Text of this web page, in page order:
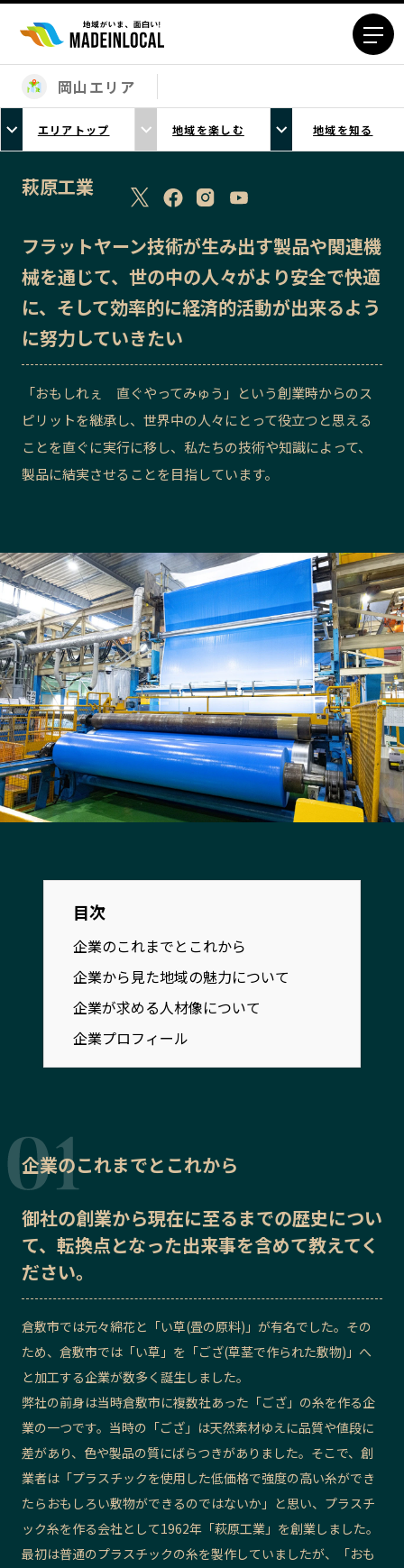
エリアから探す
北海道エリア
青森エリア
岩手エリア
山形エリア
栃木エリア
群馬エリア
埼玉エリア
千葉エリア
東京23区エリア
多摩エリア
神奈川エリア
富山エリア
石川エリア
福井エリア
山梨エリア
長野エリア
岐阜エリア
静岡エリア
愛知エリア
三重エリア
滋賀エリア
河内エリア
兵庫エリア
奈良エリア
和歌山エリア
鳥取エリア
島根エリア
岡山エリア
広島エリア
山口エリア
徳島エリア
香川エリア
愛媛エリア
高知エリア
福岡エリア
佐賀エリア
長崎エリア
熊本エリア
大分エリア
宮崎エリア
鹿児島エリア
カテゴリから探す
特集コンテンツ
地域を代表する 企業100選
プレスリリース
行政連携記事
MILCプロジェクト
選出企業特別対談
Localist
イベント
飲食店
記事ライター アンバサダー
お問い合わせ 会社概要
岡山エリア
エリアトップ 地域を楽しむ 地域を知る
萩原工業
フラットヤーン技術が生み出す製品や関連機
械を通じて、世の中の人々がより安全で快適
に、そして効率的に経済的活動が出来るよう
に努力していきたい
「おもしれぇ 直ぐやってみゅう」という創業時からのス
ピリットを継承し、世界中の人々にとって役立つと思える
ことを直ぐに実行に移し、私たちの技術や知識によって、
製品に結実させることを目指しています。
目次
企業のこれまでとこれから
企業から見た地域の魅力について
企業が求める人材像について
企業プロフィール
企業のこれまでとこれから
御社の創業から現在に至るまでの歴史につい
て、転換点となった出来事を含めて教えてく
ださい。
倉敷市では元々綿花と「い草(畳の原料)」が有名でした。その
ため、倉敷市では「い草」を「ござ(草茎で作られた敷物)」へ
と加工する企業が数多く誕生しました。
弊社の前身は当時倉敷市に複数社あった「ござ」の糸を作る企
業の一つです。当時の「ござ」は天然素材ゆえに品質や値段に
差があり、色や製品の質にばらつきがありました。そこで、創
業者は「プラスチックを使用した低価格で強度の高い糸ができ
たらおもしろい敷物ができるのではないか」と思い、プラスチ
ック糸を作る会社として1962年「萩原工業」を創業しました。
最初は普通のプラスチックの糸を製作していましたが、「おも